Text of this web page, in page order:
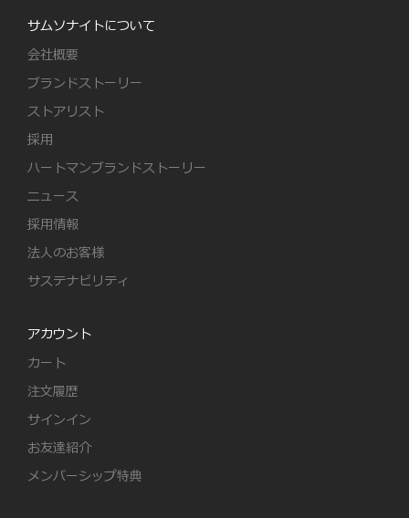
サムソナイトについて
会社概要
ブランドストーリー
ストアリスト
採用
ハートマンブランドストーリー
ニュース
採用情報
法人のお客様
サステナビリティ
アカウント
カート
注文履歴
サインイン
お友達紹介
メンバーシップ特典